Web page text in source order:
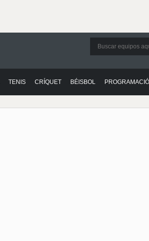
TENIS CRÍQUET BÉISBOL